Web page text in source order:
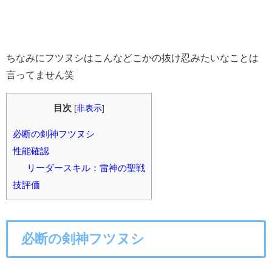
ちなみにフツヌシはこんなどこかの抜け忍みたいなことは
言ってません笑
目次 [非表示]
必断の剣神フツヌシ
性能確認
リーダースキル：雷神の聖戦
技評価
必断の剣神フツヌシ